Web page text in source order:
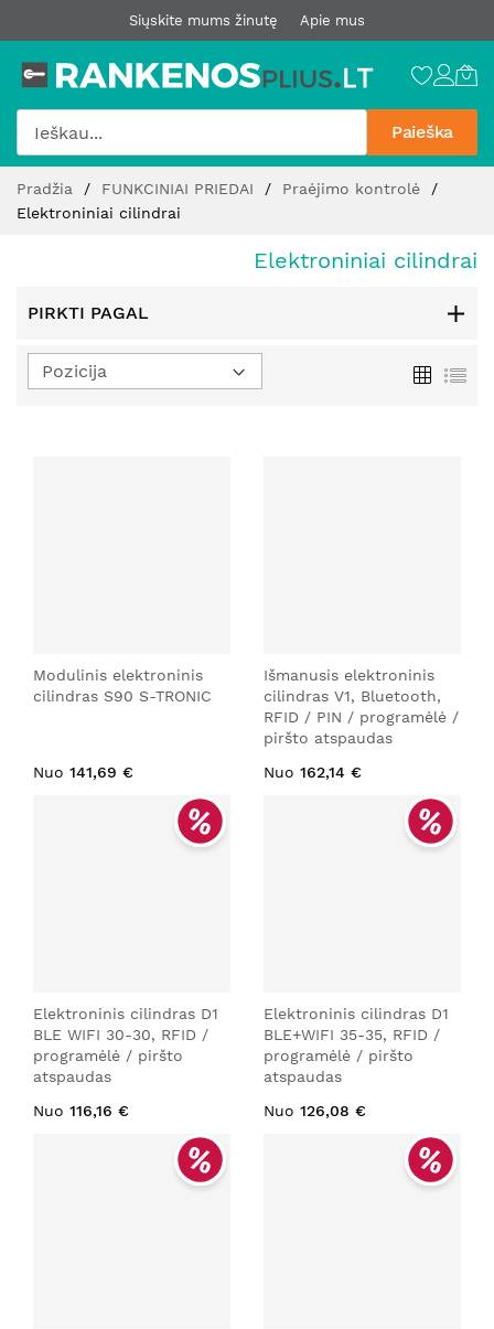
Siųskite mums žinutę Apie mus
Paieška
Pereiti
prie
turinio
Pradžia FUNKCINIAI PRIEDAI
Praėjimo kontrolė
Elektroniniai cilindrai
Elektroniniai cilindrai
PIRKTI PAGAL
Tinklelis
Modulinis elektroninis
cilindras S90 S-TRONIC
Nuo 141,69 €
Išmanusis elektroninis
cilindras V1, Bluetooth,
RFID / PIN / programėlė /
piršto atspaudas
Nuo 162,14 €
Elektroninis cilindras D1
BLE WIFI 30-30, RFID /
programėlė / piršto
atspaudas
Nuo 116,16 €
Elektroninis cilindras D1
BLE+WIFI 35-35, RFID /
programėlė / piršto
atspaudas
Nuo 126,08 €